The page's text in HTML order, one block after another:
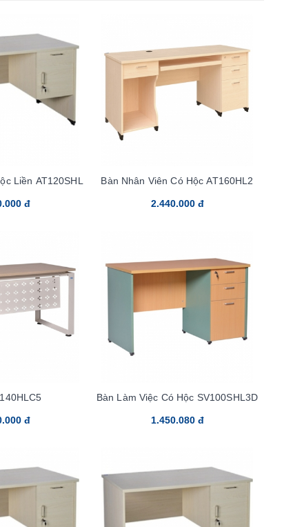
Liền AT120SHL
đ
Bàn Nhân Viên Có Hộc AT160HL2
2.440.000 đ
đ
Bàn Làm Việc Có Hộc SV100SHL3D
1.450.080 đ